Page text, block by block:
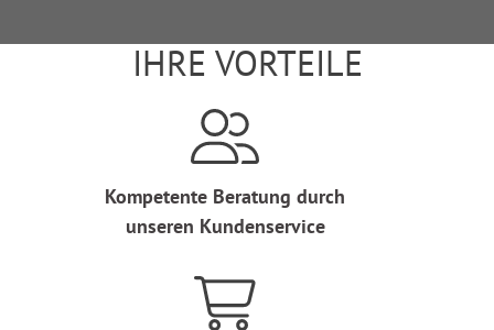
IHRE VORTEILE
Kompetente Beratung durch
unseren Kundenservice